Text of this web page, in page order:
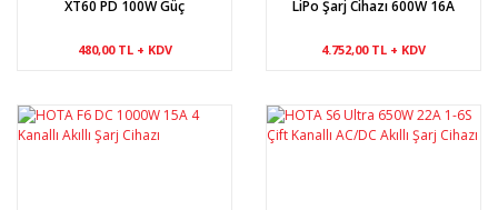
XT60 PD 100W Güç
480,00 TL + KDV
LiPo Şarj Cihazı 600W 16A
4.752,00 TL + KDV